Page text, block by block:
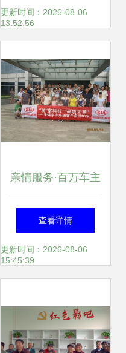
化服务标杆
更新时间：2026-08-06
13:52:56
亲情服务·百万车主
共荣 | 东风悦达起
亚车主回娘家活动
查看详情
更新时间：2026-08-06
15:45:39